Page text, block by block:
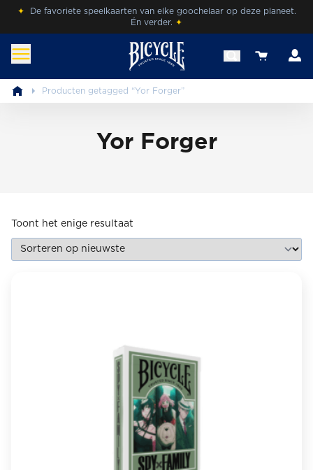
Skip✦ De favoriete speelkaarten van elke goochelaar op deze planeet.
Én verder. ✦
benl.bicyclecards.com
Beleef de magie van Bicycle® Cards.
View your
Producten getagged “Yor Forger”
Yor Forger
Toont het enige resultaat